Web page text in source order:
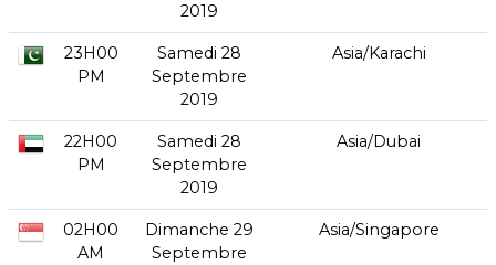
2019
23H00
PM
Samedi 28
Septembre
2019
Asia/Karachi
22H00
PM
Samedi 28
Septembre
2019
Asia/Dubai
02H00
AM
Dimanche 29
Septembre
Asia/Singapore